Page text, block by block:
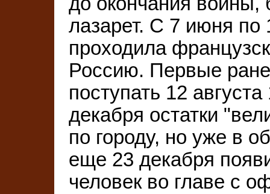
лазарет. С 7 июня по
проходила
Россию. Первые
поступать 12
декабря остатки
по городу, но уже в
еще 23 декабря
человек во главе с